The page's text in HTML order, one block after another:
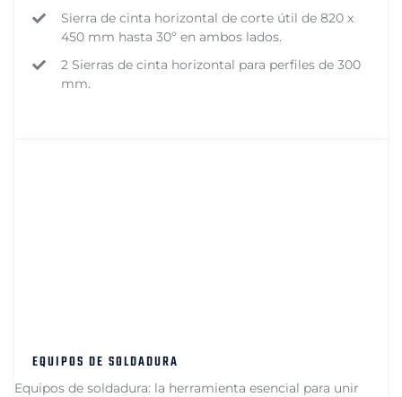
Sierra de cinta horizontal de corte útil de 820 x
450 mm hasta 30º en ambos lados.
2 Sierras de cinta horizontal para perfiles de 300
mm.
EQUIPOS DE SOLDADURA
Equipos de soldadura: la herramienta esencial para unir